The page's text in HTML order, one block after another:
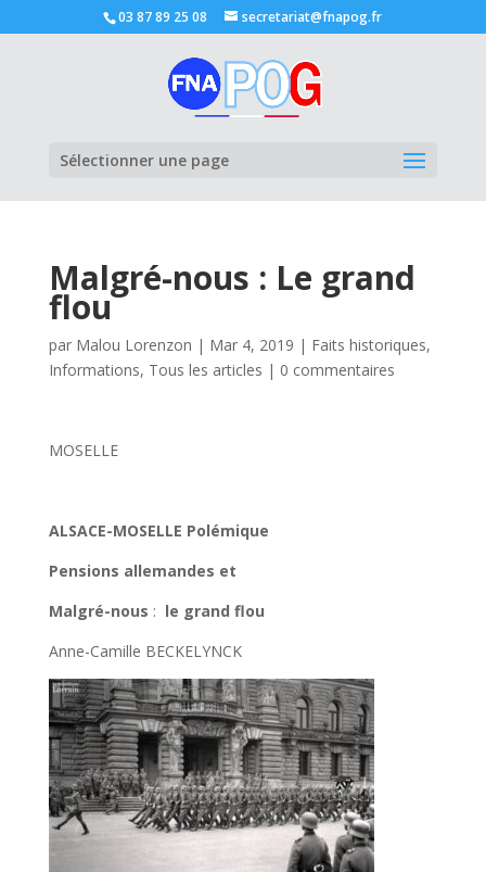
03 87 89 25 08 secretariat@fnapog.fr
Sélectionner une page
Malgré-nous : Le grand
flou
par Malou Lorenzon | Mar 4, 2019 | Faits historiques,
Informations, Tous les articles | 0 commentaires
MOSELLE
ALSACE-MOSELLE Polémique
Pensions allemandes et
Malgré-nous : le grand flou
Anne-Camille BECKELYNCK